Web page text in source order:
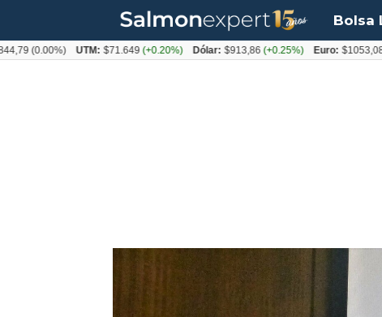
Bolsa
UTM: $71.649(+0.20%) Dólar: $913,86(+0.25%) Euro: $1053,08(-